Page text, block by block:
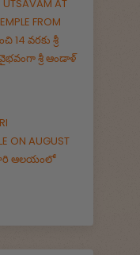
UTSAVAM AT
FROM
14 వరకు శ్రీ
శ్రీ ఆండాళ్
ON AUGUST
ఆలయంలో